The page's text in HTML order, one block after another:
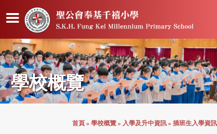
學校概覽
首頁 » 學校概覽 » 入學及升中資訊 » 插班生入學資訊